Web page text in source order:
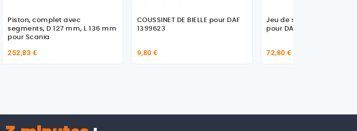
Piston, complet avec
segments, D 127 mm, L 136 mm
pour Scania
252,83 €
COUSSINET DE BIELLE pour DAF
1399623
9,80 €
Jeu de segment pour un
pour DAF 0683482
72,80 €